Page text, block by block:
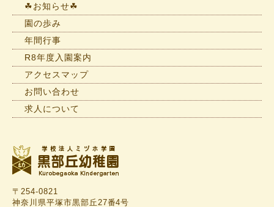
☘お知らせ☘
園の歩み
年間行事
R8年度入園案内
アクセスマップ
お問い合わせ
求人について
〒254-0821
神奈川県平塚市黒部丘27番4号